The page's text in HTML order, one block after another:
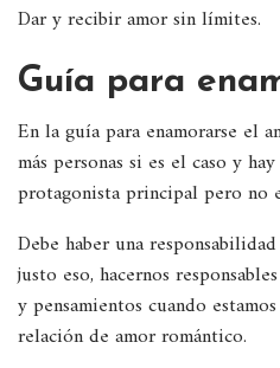
Dar y recibir amor sin límites.
Guía para
En la guía para enamorarse el
más personas si es el caso y
protagonista principal pero no
Debe haber una
justo eso, hacernos
y pensamientos cuando
relación de amor romántico.